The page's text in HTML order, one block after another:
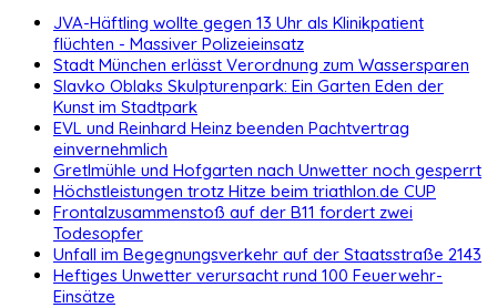
JVA-Häftling wollte gegen 13 Uhr als Klinikpatient
flüchten - Massiver Polizeieinsatz
Stadt München erlässt Verordnung zum Wassersparen
Slavko Oblaks Skulpturenpark: Ein Garten Eden der
Kunst im Stadtpark
EVL und Reinhard Heinz beenden Pachtvertrag
einvernehmlich
Gretlmühle und Hofgarten nach Unwetter noch gesperrt
Höchstleistungen trotz Hitze beim triathlon.de CUP
Frontalzusammenstoß auf der B11 fordert zwei
Todesopfer
Unfall im Begegnungsverkehr auf der Staatsstraße 2143
Heftiges Unwetter verursacht rund 100 Feuerwehr-
Einsätze